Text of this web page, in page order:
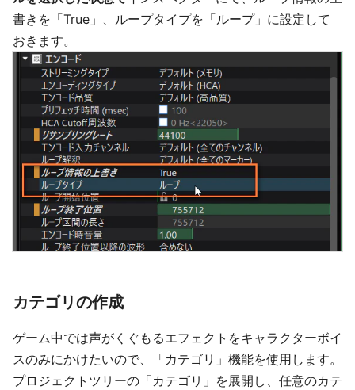
書きを「True」、ループタイプを「ループ」に設定して
おきます。
カテゴリの作成
ゲーム中では声がくぐもるエフェクトをキャラクターボイ
スのみにかけたいので、「カテゴリ」機能を使用します。
プロジェクトツリーの「カテゴリ」を展開し、任意のカテ